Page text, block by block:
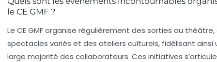
le CE GMF ?
Le CE GMF organise régulièrement des sorties au théâtre,
spectacles variés et des ateliers culturels, fidélisant ainsi
large majorité des collaborateurs. Ces initiatives